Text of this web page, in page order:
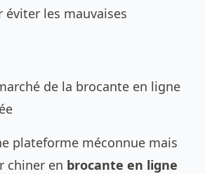
éviter les mauvaises
de la brocante en ligne
plateforme méconnue mais
chiner en brocante en ligne